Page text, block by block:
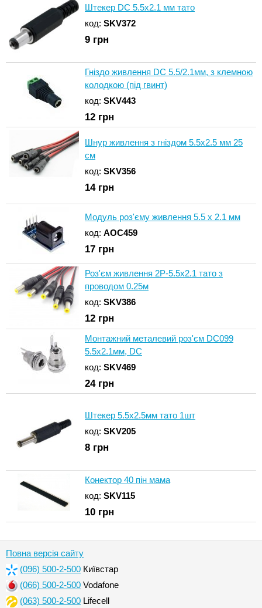
Штекер DC 5.5x2.1 мм тато
код: SKV372
9 грн
Гніздо живлення DC 5.5/2.1мм, з клемною
колодкою (під гвинт)
код: SKV443
12 грн
Шнур живлення з гніздом 5.5x2.5 мм 25
см
код: SKV356
14грн
Модуль роз'єму живлення 5.5 x 2.1 мм
код: AOC459
17 грн
Роз'єм живлення 2P-5.5x2.1 тато з
проводом 0.25м
код: SKV386
12 грн
Монтажний металевий роз'єм DC099
5.5x2.1мм, DC
код: SKV469
24грн
Штекер 5.5x2.5мм тато 1шт
код: SKV205
8 грн
Конектор 40 пін мама
код: SKV115
10 грн
Повна версія сайту
(096) 500-2-500 Київстар
(066) 500-2-500 Vodafone
(063) 500-2-500 Lifecell